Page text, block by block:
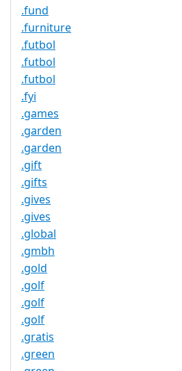
.fund
.furniture
.futbol
.futbol
.futbol
.fyi
.games
.garden
.garden
.gift
.gifts
.gives
.gives
.global
.gmbh
.gold
.golf
.golf
.golf
.gratis
.green